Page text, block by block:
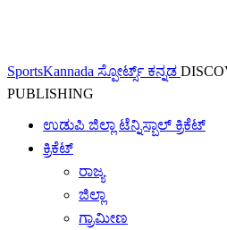
SportsKannada ಸ್ಪೋರ್ಟ್ಸ್ ಕನ್ನಡ
PUBLISHING
ಉಡುಪಿ ಜಿಲ್ಲಾ ಟೆನ್ನಿಸ್ಬಾಲ್ ಕ್ರಿಕೆಟ್
ಕ್ರಿಕೆಟ್
ರಾಜ್ಯ
ಜಿಲ್ಲಾ
ಗ್ರಾಮೀಣ